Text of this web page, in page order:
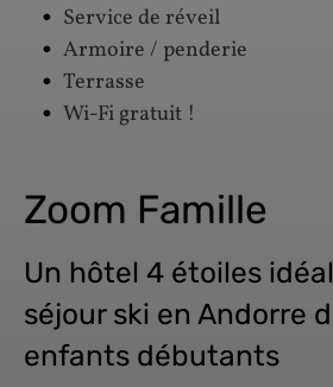
Service de réveil
Armoire / penderie
Terrasse
Wi-Fi gratuit !
Zoom Famille
Un hôtel 4 étoiles
séjour ski en Andorre
enfants débutants